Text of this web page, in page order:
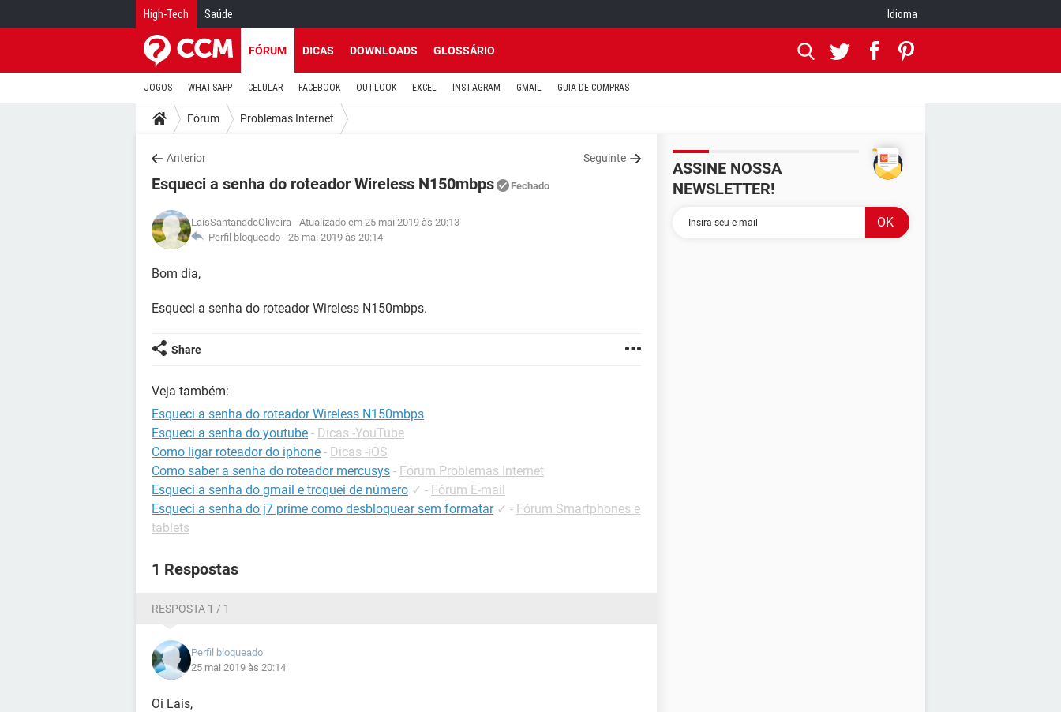
High-Tech Saúde Idioma
FÓRUM DICAS DOWNLOADS GLOSSÁRIO
JOGOS WHATSAPP CELULAR FACEBOOK OUTLOOK EXCEL INSTAGRAM GMAIL GUIA DE COMPRAS
Fórum Problemas Internet
Anterior Seguinte
Esqueci a senha do roteador Wireless N150mbps Fechado
LaisSantanadeOliveira - Atualizado em 25 mai 2019 às 20:13
Perfil bloqueado - 25 mai 2019 às 20:14
Bom dia,
Esqueci a senha do roteador Wireless N150mbps.
Share
Veja também:
Esqueci a senha do roteador Wireless N150mbps
Esqueci a senha do youtube - Dicas -YouTube
Como ligar roteador do iphone - Dicas -iOS
Como saber a senha do roteador mercusys - Fórum Problemas Internet
Esqueci a senha do gmail e troquei de número ✓ - Fórum E-mail
Esqueci a senha do j7 prime como desbloquear sem formatar ✓ - Fórum Smartphones e
tablets
1 Respostas
RESPOSTA 1 / 1
Perfil bloqueado
25 mai 2019 às 20:14
Oi Lais,
ASSINE NOSSA
NEWSLETTER!